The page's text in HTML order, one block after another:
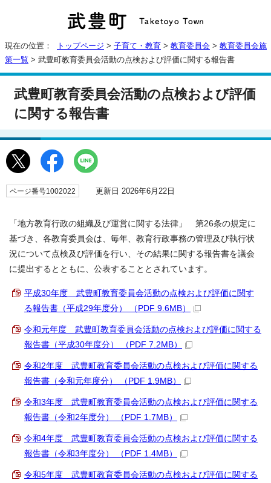
現在の位置： トップページ > 子育て・教育 > 教育委員会 > 教育委員会施
策一覧 > 武豊町教育委員会活動の点検および評価に関する報告書
武豊町教育委員会活動の点検および評価
に関する報告書
ページ番号1002022 更新日 2026年6月22日
「地方教育行政の組織及び運営に関する法律」 第26条の規定に
基づき、各教育委員会は、毎年、教育行政事務の管理及び執行状
況について点検及び評価を行い、その結果に関する報告書を議会
に提出するとともに、公表することとされています。
平成30年度 武豊町教育委員会活動の点検および評価に関す
る報告書（平成29年度分） （PDF 9.6MB）
令和元年度 武豊町教育委員会活動の点検および評価に関する
報告書（平成30年度分） （PDF 7.2MB）
令和2年度 武豊町教育委員会活動の点検および評価に関する
報告書（令和元年度分） （PDF 1.9MB）
令和3年度 武豊町教育委員会活動の点検および評価に関する
報告書（令和2年度分） （PDF 1.7MB）
令和4年度 武豊町教育委員会活動の点検および評価に関する
報告書（令和3年度分） （PDF 1.4MB）
令和5年度 武豊町教育委員会活動の点検および評価に関する